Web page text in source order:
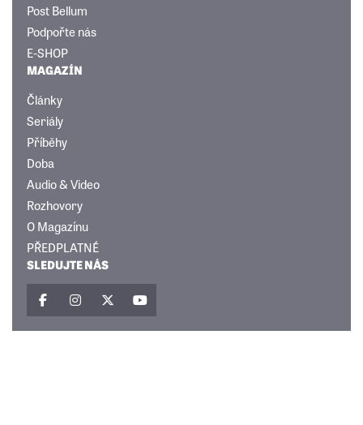
Post Bellum
Podpořte nás
E-SHOP
MAGAZÍN
Články
Seriály
Příběhy
Doba
Audio & Video
Rozhovory
O Magazínu
PŘEDPLATNÉ
SLEDUJTE NÁS